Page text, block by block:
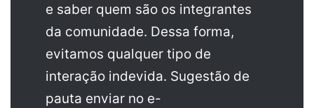
e saber quem são os integrantes
da comunidade. Dessa forma,
evitamos qualquer tipo de
interação indevida. Sugestão de
pauta enviar no e-